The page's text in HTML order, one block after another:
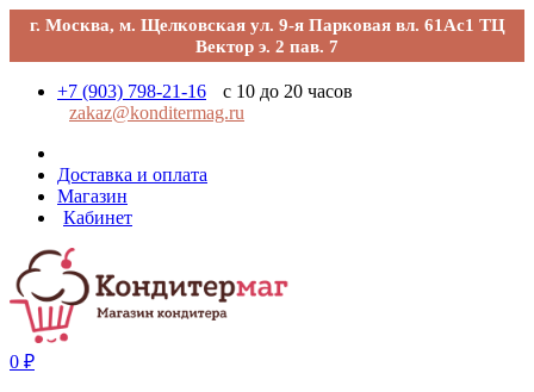
г. Москва, м. Щелковская ул. 9-я Парковая вл. 61Ас1 ТЦ
Вектор э. 2 пав. 7
+7 (903) 798-21-16
с 10 до 20 часов
zakaz@konditermag.ru
Доставка и оплата
Магазин
Кабинет
0 ₽